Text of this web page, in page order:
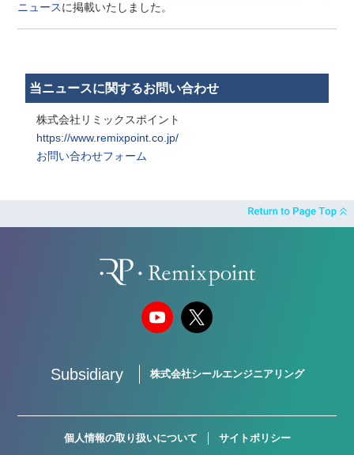
ニュースに掲載いたしました。
当ニュースに関するお問い合わせ
株式会社リミックスポイント
https://www.remixpoint.co.jp/
お問い合わせフォーム
Subsidiary 株式会社シールエンジニアリング
個人情報の取り扱いについて サイトポリシー